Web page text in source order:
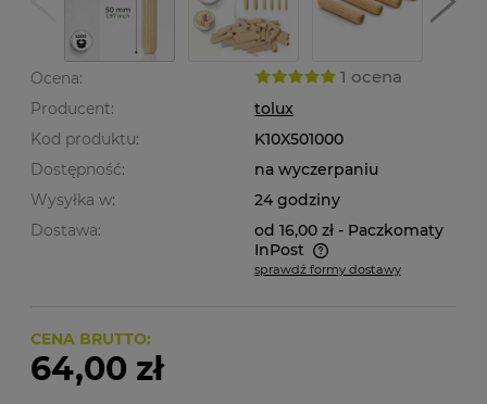
Ocena: 1 ocena
Producent:
tolux
Kod produktu:
K10X501000
Dostępność:
na wyczerpaniu
Wysyłka w:
24 godziny
Dostawa:
od 16,00 zł - Paczkomaty
InPost
Cena nie zawiera ewentualnych kosztów płatności
sprawdź formy dostawy
CENA BRUTTO:
64,00 zł